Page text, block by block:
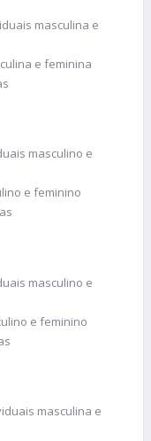
masculina e
e feminina
masculino e
e feminino
masculino e
e feminino
masculina e